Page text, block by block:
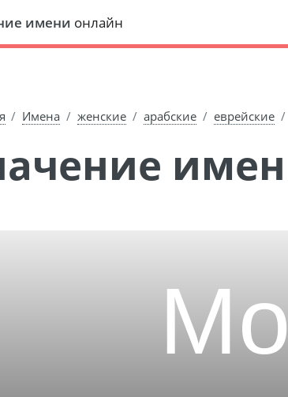
имени онлайн
Имена женские арабские еврейские